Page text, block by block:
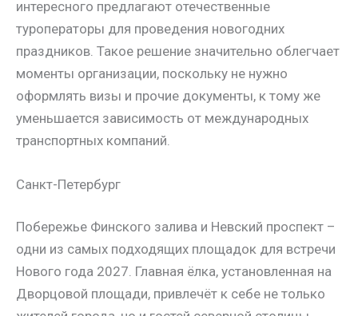
интересного предлагают отечественные
туроператоры для проведения новогодних
праздников. Такое решение значительно облегчает
моменты организации, поскольку не нужно
оформлять визы и прочие документы, к тому же
уменьшается зависимость от международных
транспортных компаний.
Санкт-Петербург
Побережье Финского залива и Невский проспект –
одни из самых подходящих площадок для встречи
Нового года 2027. Главная ёлка, установленная на
Дворцовой площади, привлечёт к себе не только